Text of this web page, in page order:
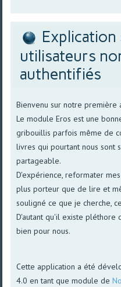
Explication
utilisateurs
authentifiés
Bienvenu sur notre première
Le module Eros est une
gribouillis parfois même de
livres qui pourtant nous sont
partageable.
D'expérience, reformater
plus porteur que de lire et
souligné ce que je cherche,
D'autant qu'il existe pléthore
bien pour nous.
Cette application a été
4.0 en tant que module de